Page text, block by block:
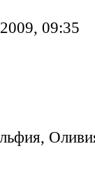
09:35